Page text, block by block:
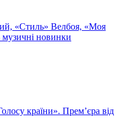
«Стиль» Велбоя, «Моя
новинки
країни». Прем’єра від